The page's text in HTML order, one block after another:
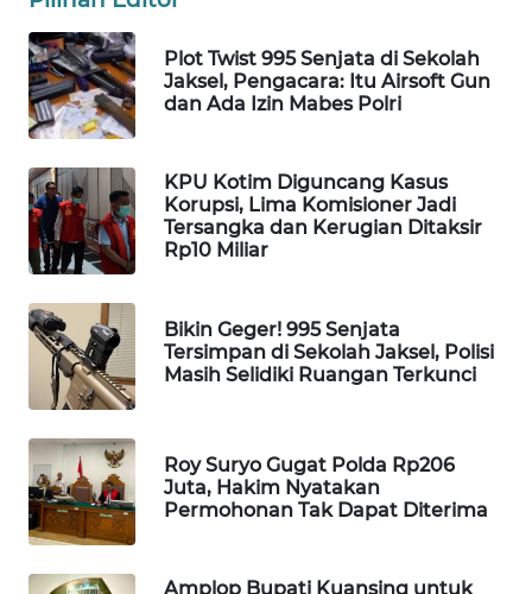
Plot Twist 995 Senjata di Sekolah
Jaksel, Pengacara: Itu Airsoft Gun
dan Ada Izin Mabes Polri
KPU Kotim Diguncang Kasus
Korupsi, Lima Komisioner Jadi
Tersangka dan Kerugian Ditaksir
Rp10 Miliar
Bikin Geger! 995 Senjata
Tersimpan di Sekolah Jaksel, Polisi
Masih Selidiki Ruangan Terkunci
Roy Suryo Gugat Polda Rp206
Juta, Hakim Nyatakan
Permohonan Tak Dapat Diterima
Amplop Bupati Kuansing untuk
NET
WAHANA
SPORT
WAHANA
UMKM
WAHANA
WAHANA
PERSONA
WAHANA
OTOMOTIF
WAHANA